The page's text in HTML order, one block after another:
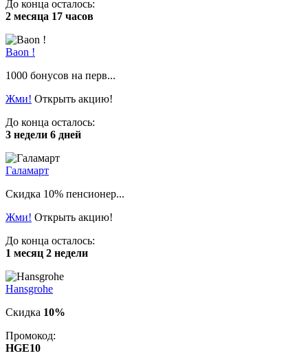
До конца осталось:
2 месяца 17 часов
Baon !
1000 бонусов на перв...
Жми! Открыть акцию!
До конца осталось:
3 недели 6 дней
Галамарт
Скидка 10% пенсионер...
Жми! Открыть акцию!
До конца осталось:
1 месяц 2 недели
Hansgrohe
Скидка 10%
Промокод:
HGE10